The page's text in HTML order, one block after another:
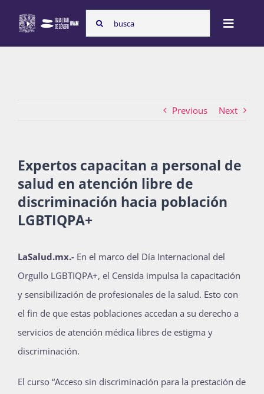
content
Search
for:
Toggle
Programas
Atención de la violencia de género
Cursos
Actividades
Previous Next
Expertos capacitan a personal de
salud en atención libre de
discriminación hacia población
LGBTIQPA+
LaSalud.mx.- En el marco del Día Internacional del
Orgullo LGBTIQPA+, el Censida impulsa la capacitación
y sensibilización de profesionales de la salud. Esto con
el fin de que estas poblaciones accedan a su derecho a
servicios de atención médica libres de estigma y
discriminación.
El curso “Acceso sin discriminación para la prestación de